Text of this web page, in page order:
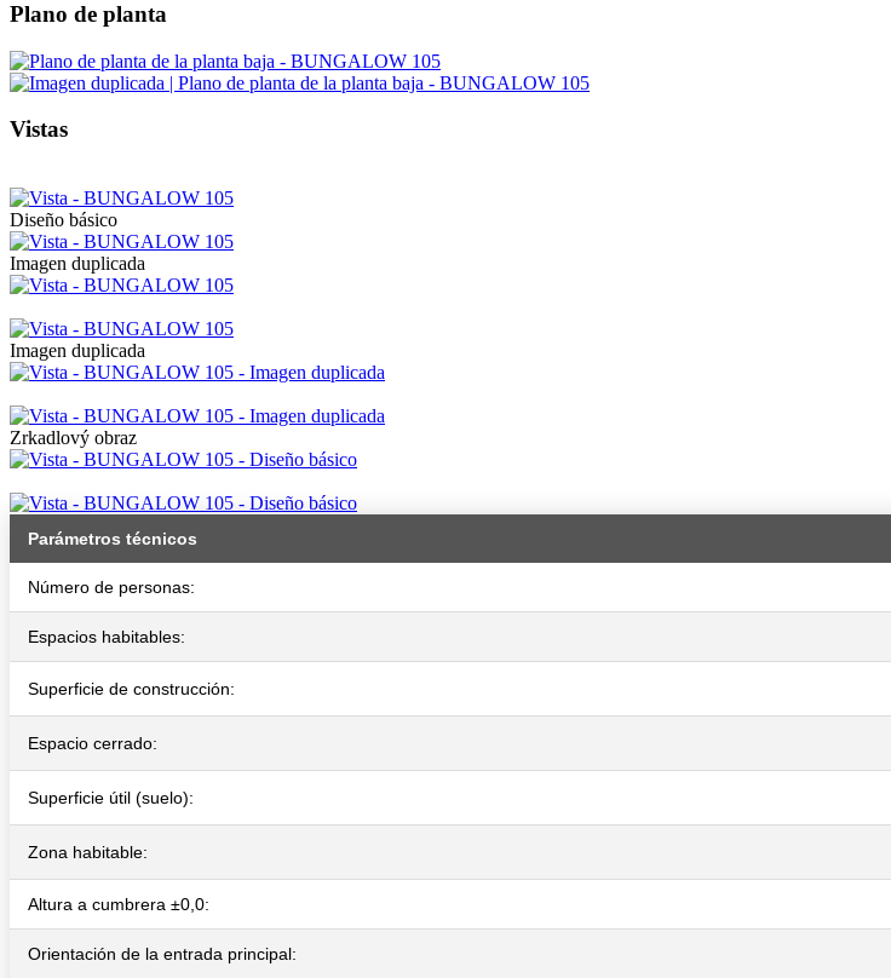
Plano de planta
Vistas
Diseño básico
Imagen duplicada
Imagen duplicada
Zrkadlový obraz
Parámetros técnicos
Número de personas:
Espacios habitables:
Superficie de construcción:
Espacio cerrado:
Superficie útil (suelo):
Zona habitable:
Altura a cumbrera ±0,0:
Orientación de la entrada principal: